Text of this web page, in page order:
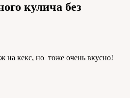
кулича без
на кекс, но тоже очень вкусно!